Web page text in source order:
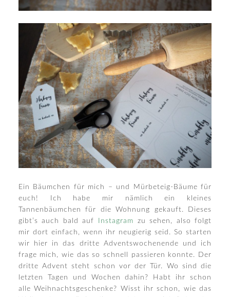
Ein Bäumchen für mich – und Mürbeteig-Bäume für
euch! Ich habe mir nämlich ein kleines
Tannenbäumchen für die Wohnung gekauft. Dieses
gibt’s auch bald auf
Instagram zu sehen, also folgt
mir dort einfach, wenn ihr neugierig seid. So starten
wir hier in das dritte Adventswochenende und ich
frage mich, wie das so schnell passieren konnte. Der
dritte Advent steht schon vor der Tür. Wo sind die
letzten Tagen und Wochen dahin? Habt ihr schon
alle Weihnachtsgeschenke? Wisst ihr schon, wie das